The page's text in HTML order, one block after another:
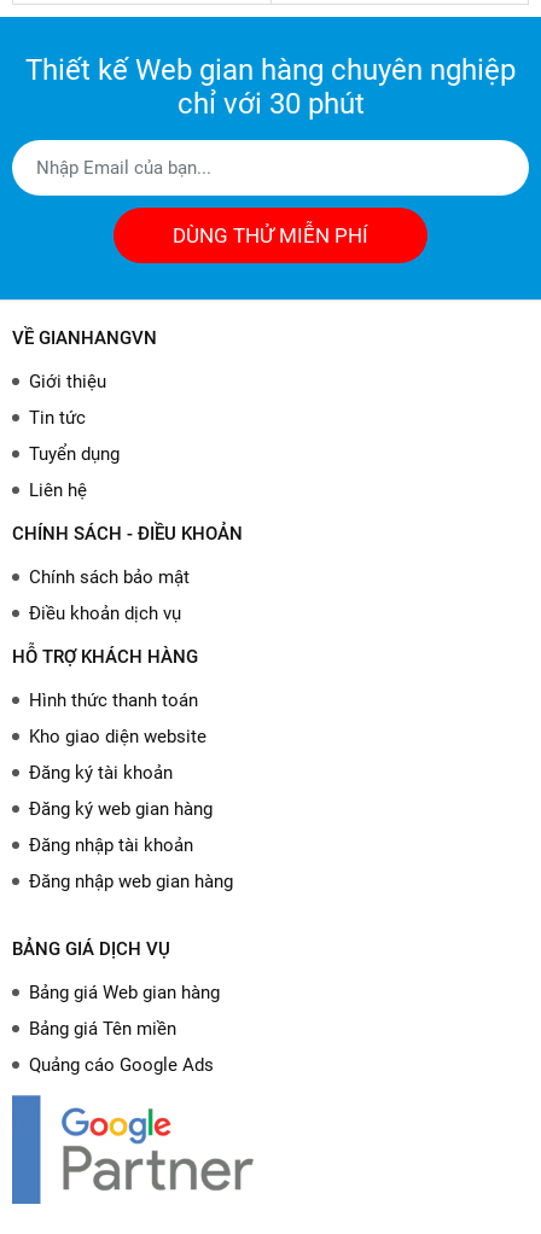
Thiết kế Web gian hàng chuyên nghiệp
chỉ với 30 phút
DÙNG THỬ MIỄN PHÍ
VỀ GIANHANGVN
Giới thiệu
Tin tức
Tuyển dụng
Liên hệ
CHÍNH SÁCH - ĐIỀU KHOẢN
Chính sách bảo mật
Điều khoản dịch vụ
HỖ TRỢ KHÁCH HÀNG
Hình thức thanh toán
Kho giao diện website
Đăng ký tài khoản
Đăng ký web gian hàng
Đăng nhập tài khoản
Đăng nhập web gian hàng
BẢNG GIÁ DỊCH VỤ
Bảng giá Web gian hàng
Bảng giá Tên miền
Quảng cáo Google Ads